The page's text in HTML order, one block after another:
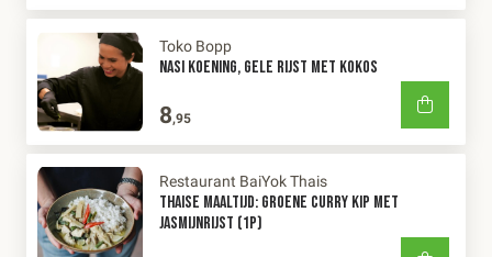
Toko Bopp
NASI KOENING, GELE RIJST MET KOKOS
8,95
Restaurant BaiYok Thais
THAISE MAALTIJD: GROENE CURRY KIP MET
JASMIJNRIJST (1P)